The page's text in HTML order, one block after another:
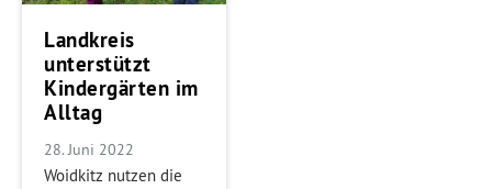
Landkreis
unterstützt
Kindergärten im
Alltag
28. Juni 2022
Woidkitz nutzen die